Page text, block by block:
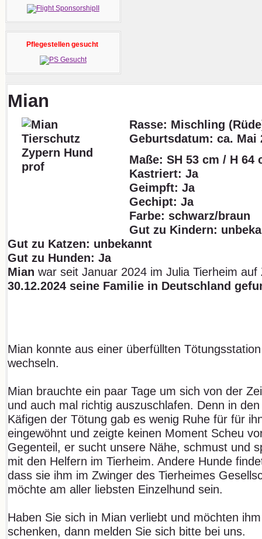
Pflegestellen gesucht
Mian
Rasse: Mischling
Geburtsdatum: ca. Mai
Maße: SH 53 cm / H 64
Kastriert: Ja
Geimpft: Ja
Gechipt: Ja
Farbe: schwarz/braun
Gut zu Kindern:
Gut zu Katzen: unbekannt
Gut zu Hunden: Ja
Mian war seit Januar 2024 im Julia Tierheim auf
30.12.2024 seine Familie in Deutschland
Mian konnte aus einer überfüllten
wechseln.
Mian brauchte ein paar Tage um sich von der
und auch mal richtig auszuschlafen. Denn in
Käfigen der Tötung gab es wenig Ruhe für für
eingewöhnt und zeigte keinen Moment Scheu
Gegenteil, er sucht unsere Nähe, schmust und
mit den Helfern im Tierheim. Andere Hunde
dass sie ihm im Zwinger des Tierheimes
möchte am aller liebsten Einzelhund sein.
Haben Sie sich in Mian verliebt und möchten
schenken, dann melden Sie sich bitte bei uns.